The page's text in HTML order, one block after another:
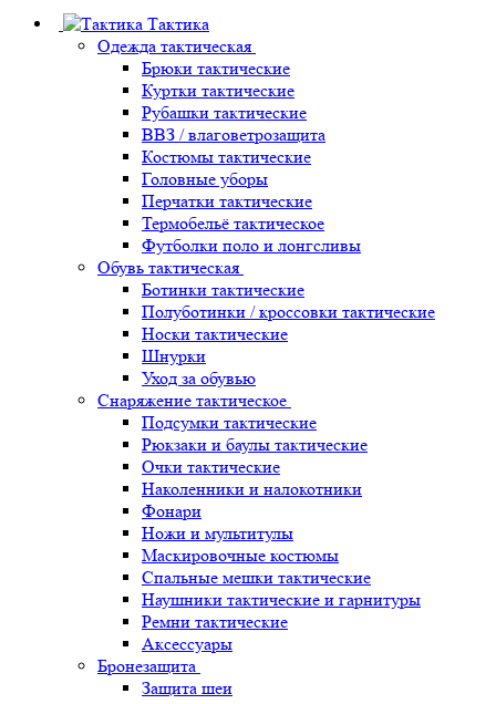
Тактика
Одежда тактическая
Брюки тактические
Куртки тактические
Рубашки тактические
ВВЗ / влаговетрозащита
Костюмы тактические
Головные уборы
Перчатки тактические
Термобельё тактическое
Футболки поло и лонгсливы
Обувь тактическая
Ботинки тактические
Полуботинки / кроссовки тактические
Носки тактические
Шнурки
Уход за обувью
Снаряжение тактическое
Подсумки тактические
Рюкзаки и баулы тактические
Очки тактические
Наколенники и налокотники
Фонари
Ножи и мультитулы
Маскировочные костюмы
Спальные мешки тактические
Наушники тактические и гарнитуры
Ремни тактические
Аксессуары
Бронезащита
Защита шеи